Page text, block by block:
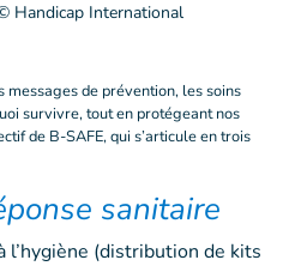
Handicap International
de prévention, les soins
survivre, tout en protégeant nos
de B-SAFE, qui s’articule en trois
sanitaire
l’hygiène (distribution de kits